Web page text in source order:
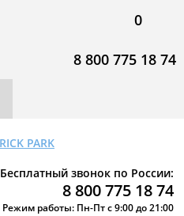
0
8 800 775 18 74
Бесплатный звонок по России:
8 800 775 18 74
Режим работы: Пн-Пт с 9:00 до 21:00